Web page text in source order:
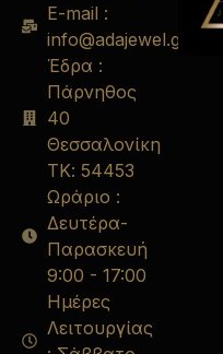
E-mail :
info@adajewel.gr
Έδρα :
Πάρνηθος
40
Θεσσαλονίκη
ΤΚ: 54453
Ωράριο :
Δευτέρα-
Παρασκευή
9:00 - 17:00
Ημέρες
Λειτουργίας